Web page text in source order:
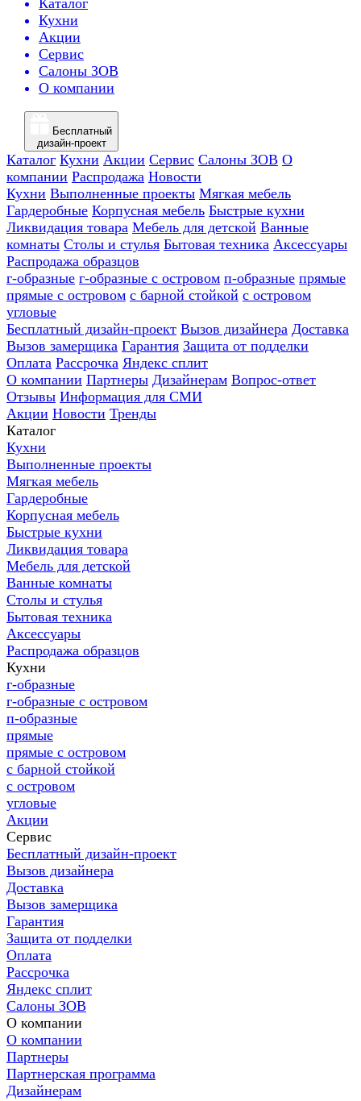
Каталог
Кухни
Акции
Сервис
Салоны ЗОВ
О компании
Бесплатный
дизайн-проект
Каталог Кухни Акции Сервис Салоны ЗОВ О
компании Распродажа Новости
Кухни Выполненные проекты Мягкая мебель
Гардеробные Корпусная мебель Быстрые кухни
Ликвидация товара Мебель для детской Ванные
комнаты Столы и стулья Бытовая техника Аксессуары
Распродажа образцов
г-образные г-образные с островом п-образные прямые
прямые с островом с барной стойкой с островом
угловые
Бесплатный дизайн-проект Вызов дизайнера Доставка
Вызов замерщика Гарантия Защита от подделки
Оплата Рассрочка Яндекс сплит
О компании Партнеры Дизайнерам Вопрос-ответ
Отзывы Информация для СМИ
Акции Новости Тренды
Каталог
Кухни
Выполненные проекты
Мягкая мебель
Гардеробные
Корпусная мебель
Быстрые кухни
Ликвидация товара
Мебель для детской
Ванные комнаты
Столы и стулья
Бытовая техника
Аксессуары
Распродажа образцов
Кухни
г-образные
г-образные с островом
п-образные
прямые
прямые с островом
с барной стойкой
с островом
угловые
Акции
Сервис
Бесплатный дизайн-проект
Вызов дизайнера
Доставка
Вызов замерщика
Гарантия
Защита от подделки
Оплата
Рассрочка
Яндекс сплит
Салоны ЗОВ
О компании
О компании
Партнеры
Партнерская программа
Дизайнерам